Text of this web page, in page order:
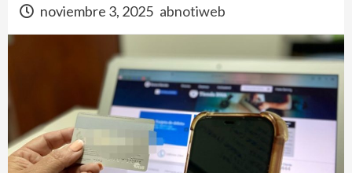
noviembre 3, 2025 abnotiweb